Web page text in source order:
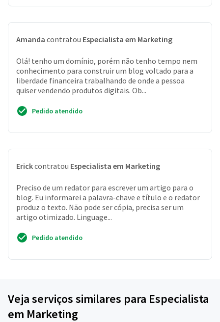
Amanda contratou Especialista em Marketing
Olá! tenho um domínio, porém não tenho tempo nem
conhecimento para construir um blog voltado para a
liberdade financeira trabalhando de onde a pessoa
quiser vendendo produtos digitais. Ob...
Pedido atendido
Erickcontratou Especialista em Marketing
Preciso de um redator para escrever um artigo para o
blog. Eu informarei a palavra-chave e título e o redator
produz o texto. Não pode ser cópia, precisa ser um
artigo otimizado. Linguage...
Pedido atendido
Veja serviços similares para Especialista
em Marketing